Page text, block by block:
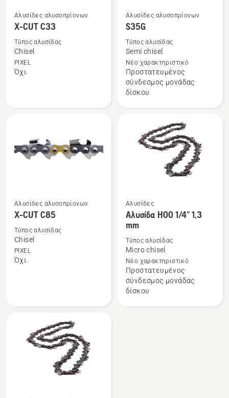
Δείτε
λεπτομέρειες
για
το
Αλυσίδες αλυσοπρίονων
X-CUT C33
Τύπος αλυσίδας
Chisel
PIXEL
Όχι
Δείτε
λεπτομέρειες
για
το
S35G
Αλυσίδες αλυσοπρίονων
S35G
Τύπος αλυσίδας
Semi chisel
Νέο χαρακτηριστικό
Προστατευμένος
σύνδεσμος μονάδας
δίσκου
Δείτε
περισσότερες
λεπτομέρειες
για
Αλυσίδες αλυσοπρίονων
X-CUT C85
Τύπος αλυσίδας
Chisel
PIXEL
Όχι
Δείτε
περισσότερες
λεπτομέρειες
για
το
Αλυσίδα
H00
Αλυσίδες
Αλυσίδα H00 1/4" 1,3
mm
Τύπος αλυσίδας
Micro chisel
Νέο χαρακτηριστικό
Προστατευμένος
σύνδεσμος μονάδας
δίσκου